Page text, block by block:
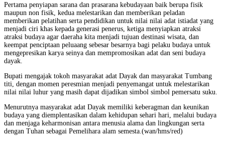
Pertama penyiapan sarana dan prasarana kebudayaan baik berupa fisik
maupun non fisik, kedua melestarikan dan memberikan peladan
memberikan pelatihan serta pendidikan untuk nilai nilai adat istiadat yang
menjadi ciri khas kepada generasi penerus, ketiga menyiapkan atraksi
atraksi budaya agar daeraha kita menjadi tujuan destinasi wisata, dan
keempat penciptaan peluaang sebesar besarnya bagi pelaku budaya untuk
mengepresikan karya seinya dan mempromosikan adat dan seni budaya
dayak.
Bupati mengajak tokoh masyarakat adat Dayak dan masyarakat Tumbang
titi, dengan momen peresmian menjadi penyemangat untuk melestarikan
nilai nilai luhur yang masih dapat dijadikan simbol simbol pemersatu suku.
Menurutnya masyarakat adat Dayak memiliki keberagman dan keunikan
budaya yang diemplentasikan dalam kehidupan sehari hari, melalui budaya
dan menjaga keharmonisan antara menusia alama dan lingkungan serta
dengan Tuhan sebagai Pemelihara alam semesta.(wan/hms/red)